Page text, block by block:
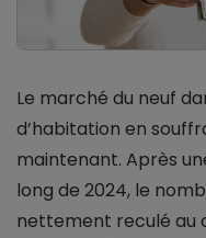
Le marché du neuf
d’habitation en
maintenant. Après
long de 2024, le
nettement reculé au